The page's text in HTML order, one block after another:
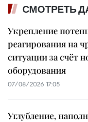
СМОТРЕТЬ
Укрепление
реагирования на
ситуации за счёт
оборудования
07/08/2026 17:05
Углубление,